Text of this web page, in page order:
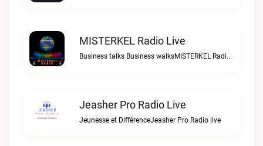
MISTERKEL Radio Live
Business talks Business walksMISTERKEL Radio live
Jeasher Pro Radio Live
Jeunesse et DifférenceJeasher Pro Radio live